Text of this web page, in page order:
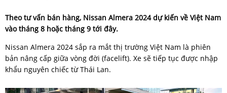
Theo tư vấn bán hàng, Nissan Almera 2024 dự kiến về Việt Nam
vào tháng 8 hoặc tháng 9 tới đây.
Nissan Almera 2024 sắp ra mắt thị trường Việt Nam là phiên
bản nâng cấp giữa vòng đời (facelift). Xe sẽ tiếp tục được nhập
khẩu nguyên chiếc từ Thái Lan.